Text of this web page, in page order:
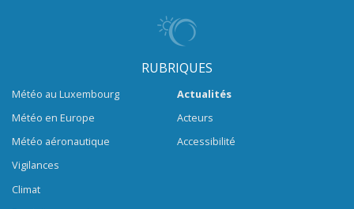
RUBRIQUES
Météo au Luxembourg
Météo en Europe
Météo aéronautique
Vigilances
Climat
Actualités
Acteurs
Accessibilité